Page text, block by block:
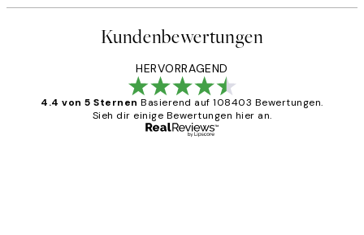
Kundenbewertungen
HERVORRAGEND
4.4 von 5 Sternen Basierend auf 108403 Bewertungen.
Sieh dir einige Bewertungen hier an.